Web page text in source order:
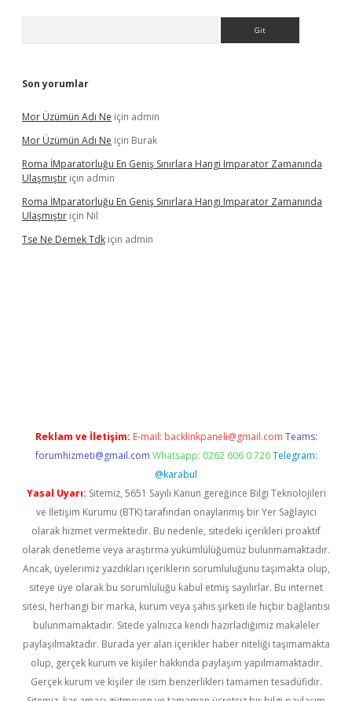
Son yorumlar
Mor Üzümün Adı Ne için admin
Mor Üzümün Adı Ne için Burak
Roma İMparatorluğu En Geniş Sınırlara Hangi Imparator Zamanında
Ulaşmıştır için admin
Roma İMparatorluğu En Geniş Sınırlara Hangi Imparator Zamanında
Ulaşmıştır için Nil
Tse Ne Demek Tdk için admin
Reklam ve İletişim: E-mail: backlinkpaneli@gmail.com Teams:
forumhizmeti@gmail.com Whatsapp: 0262 606 0 726 Telegram:
@karabul
Yasal Uyarı: Sitemiz, 5651 Sayılı Kanun gereğince Bilgi Teknolojileri
ve İletişim Kurumu (BTK) tarafından onaylanmış bir Yer Sağlayıcı
olarak hizmet vermektedir. Bu nedenle, sitedeki içerikleri proaktif
olarak denetleme veya araştırma yükümlülüğümüz bulunmamaktadır.
Ancak, üyelerimiz yazdıkları içeriklerin sorumluluğunu taşımakta olup,
siteye üye olarak bu sorumluluğu kabul etmiş sayılırlar. Bu internet
sitesi, herhangi bir marka, kurum veya şahıs şirketi ile hiçbir bağlantısı
bulunmamaktadır. Sitede yalnızca kendi hazırladığımız makaleler
paylaşılmaktadır. Burada yer alan içerikler haber niteliği taşımamakta
olup, gerçek kurum ve kişiler hakkında paylaşım yapılmamaktadır.
Gerçek kurum ve kişiler ile isim benzerlikleri tamamen tesadüfidir.